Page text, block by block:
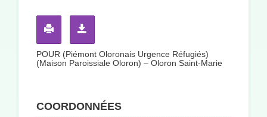
POUR (Piémont Oloronais Urgence Réfugiés)
(Maison Paroissiale Oloron) – Oloron Saint-Marie
COORDONNÉES